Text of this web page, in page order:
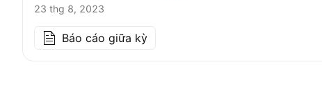
23 thg 8, 2023
Báo cáo giữa kỳ